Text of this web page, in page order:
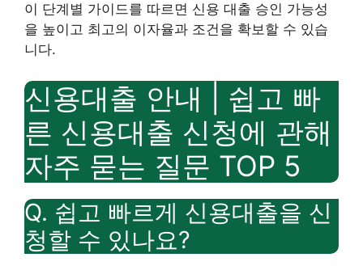
이 단계별 가이드를 따르면 신용 대출 승인 가능성
을 높이고 최고의 이자율과 조건을 확보할 수 있습
니다.
신용대출 안내 | 쉽고 빠
른 신용대출 신청에 관해
자주 묻는 질문 TOP 5
Q. 쉽고 빠르게 신용대출을 신
청할 수 있나요?